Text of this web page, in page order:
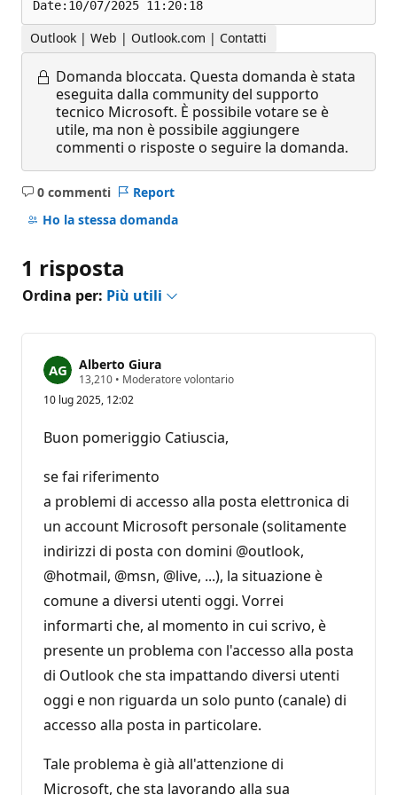
Outlook | Web | Outlook.com | Contatti
Domanda bloccata. Questa domanda è stata
eseguita dalla community del supporto
tecnico Microsoft. È possibile votare se è
utile, ma non è possibile aggiungere
commenti o risposte o seguire la domanda.
0 commenti
Nessun
commento
Report
Ho la stessa domanda
1 risposta
Ordina per: Più utili
Alberto Giura
13,210 P
n
i
d
r
e
p
u
t
z
i
o
e
• Moderatore volontario
10 lug 2025, 12:02
Buon pomeriggio Catiuscia,
se fai riferimento
a problemi di accesso alla posta elettronica di
un account Microsoft personale (solitamente
indirizzi di posta con domini @outlook,
@hotmail, @msn, @live, ...), la situazione è
comune a diversi utenti oggi. Vorrei
informarti che, al momento in cui scrivo, è
presente un problema con l'accesso alla posta
di Outlook che sta impattando diversi utenti
oggi e non riguarda un solo punto (canale) di
accesso alla posta in particolare.
Tale problema è già all'attenzione di
Microsoft, che sta lavorando alla sua